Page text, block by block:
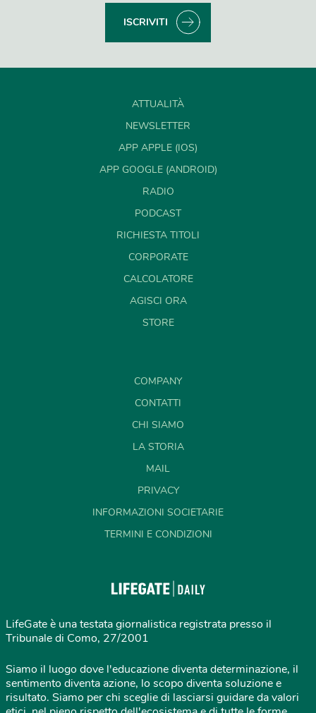
ISCRIVITI
ATTUALITÀ
NEWSLETTER
APP APPLE (IOS)
APP GOOGLE (ANDROID)
RADIO
PODCAST
RICHIESTA TITOLI
CORPORATE
CALCOLATORE
AGISCI ORA
STORE
COMPANY
CONTATTI
CHI SIAMO
LA STORIA
MAIL
PRIVACY
INFORMAZIONI SOCIETARIE
TERMINI E CONDIZIONI
LifeGate è una testata giornalistica registrata presso il
Tribunale di Como, 27/2001
Siamo il luogo dove l'educazione diventa determinazione, il
sentimento diventa azione, lo scopo diventa soluzione e
risultato. Siamo per chi sceglie di lasciarsi guidare da valori